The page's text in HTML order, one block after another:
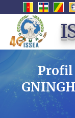
Profil